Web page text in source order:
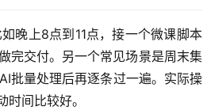
晚上8点到11点，接一个微课脚本
完交付。另一个常见场景是周末集
批量处理后再逐条过一遍。实际操
间比较好。